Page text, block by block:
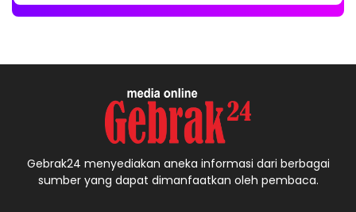
Gebrak24 menyediakan aneka informasi dari berbagai
sumber yang dapat dimanfaatkan oleh pembaca.